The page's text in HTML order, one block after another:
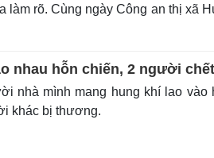
làm rõ. Cùng ngày Công an thị xã
nhau hỗn chiến, 2 người chết
nhà mình mang hung khí lao vào
khác bị thương.